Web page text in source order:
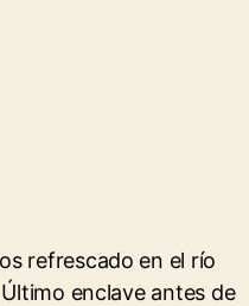
refrescado en el río
enclave antes de